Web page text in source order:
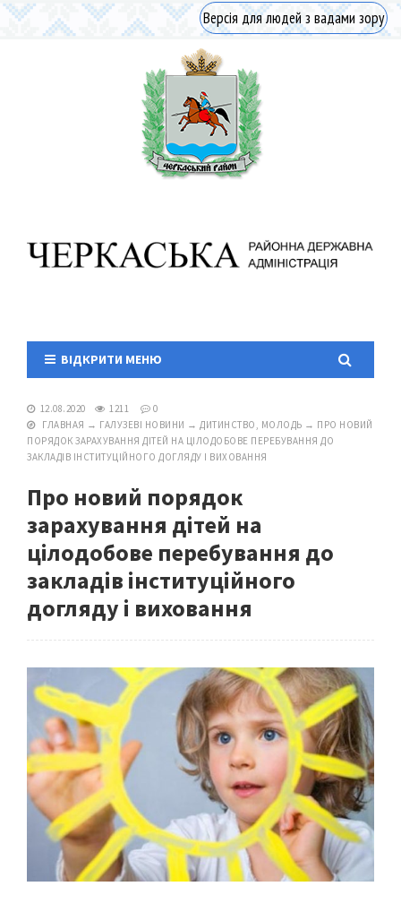
Версія для людей з вадами зору
ВІДКРИТИ МЕНЮ
12.08.2020 1211
0
ГЛАВНАЯ → ГАЛУЗЕВІ НОВИНИ → ДИТИНСТВО, МОЛОДЬ → ПРО НОВИЙ
ПОРЯДОК ЗАРАХУВАННЯ ДІТЕЙ НА ЦІЛОДОБОВЕ ПЕРЕБУВАННЯ ДО
ЗАКЛАДІВ ІНСТИТУЦІЙНОГО ДОГЛЯДУ І ВИХОВАННЯ
Про новий порядок
зарахування дітей на
цілодобове перебування до
закладів інституційного
догляду і виховання